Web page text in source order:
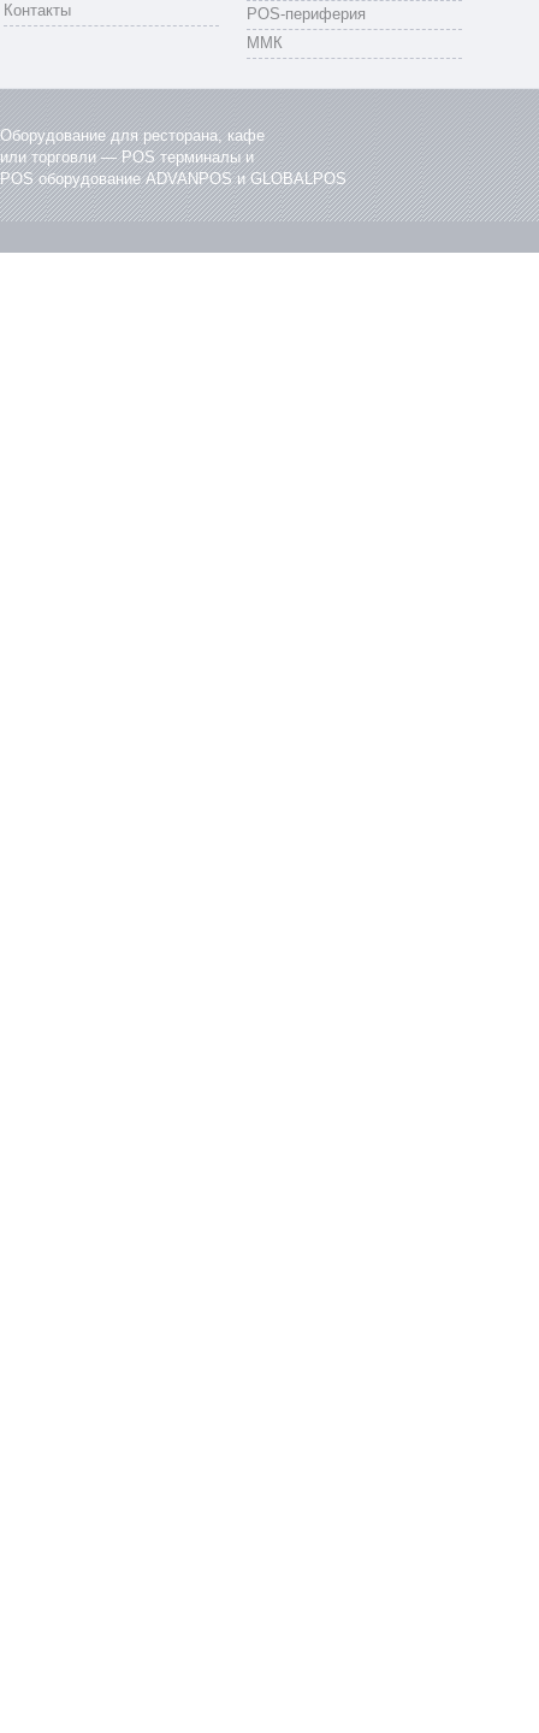
Контакты
POS-периферия
ММК
Оборудование для ресторана, кафе
или торговли — POS терминалы и
POS оборудование ADVANPOS и GLOBALPOS